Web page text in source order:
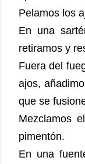
Pelamos los
En una
retiramos y
Fuera del
ajos,
que se
Mezclamos
pimentón.
En una